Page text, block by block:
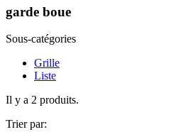
garde boue
Sous-catégories
Grille
Liste
Il y a 2 produits.
Trier par: